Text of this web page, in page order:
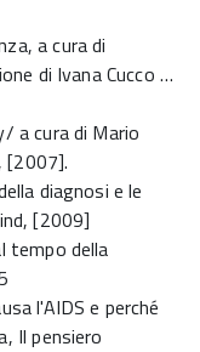
a cura di
di Ivana Cucco …
a cura di Mario
[2007].
diagnosi e le
[2009]
tempo della
l'AIDS e perché
Il pensiero